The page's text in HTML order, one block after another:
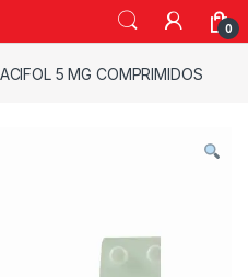
0
ACIFOL 5 MG COMPRIMIDOS